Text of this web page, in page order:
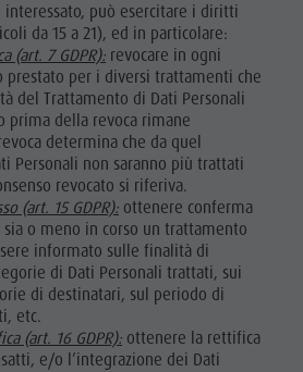
interessato, può esercitare i diritti
da 15 a 21), ed in particolare:
(art. 7 GDPR): revocare in ogni
prestato per i diversi trattamenti che
del Trattamento di Dati Personali
prima della revoca rimane
determina che da quel
Personali non saranno più trattati
revocato si riferiva.
(art. 15 GDPR): ottenere conferma
o meno in corso un trattamento
informato sulle finalità di
di Dati Personali trattati, sui
di destinatari, sul periodo di
etc.
(art. 16 GDPR): ottenere la rettifica
e/o l’integrazione dei Dati